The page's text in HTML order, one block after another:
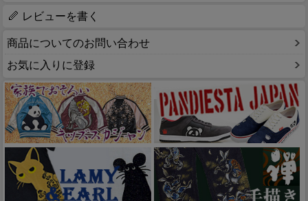
レビューを書く
商品についてのお問い合わせ
お気に入りに登録